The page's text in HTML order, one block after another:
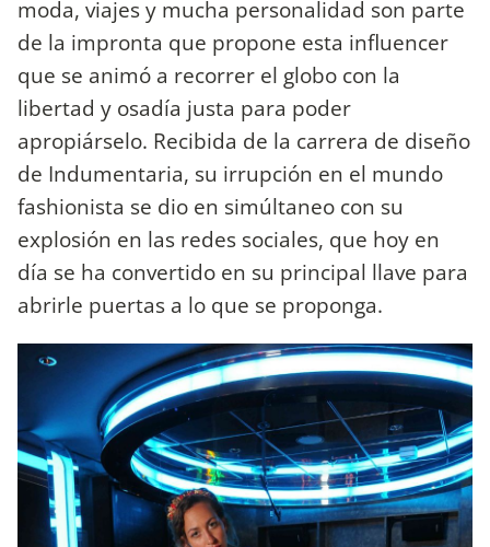
moda, viajes y mucha personalidad son parte
de la impronta que propone esta influencer
que se animó a recorrer el globo con la
libertad y osadía justa para poder
apropiárselo. Recibida de la carrera de diseño
de Indumentaria, su irrupción en el mundo
fashionista se dio en simúltaneo con su
explosión en las redes sociales, que hoy en
día se ha convertido en su principal llave para
abrirle puertas a lo que se proponga.